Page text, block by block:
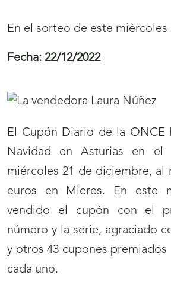
En el sorteo de este
Fecha: 22/12/2022
El Cupón Diario de la ONCE
Navidad en Asturias en el
miércoles 21 de diciembre, al
euros en Mieres. En este
vendido el cupón con el
número y la serie, agraciado
y otros 43 cupones premiados
cada uno.